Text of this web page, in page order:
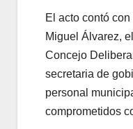
El acto contó
Miguel Álvarez,
Concejo
secretaria de
personal
comprometidos